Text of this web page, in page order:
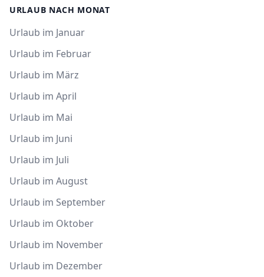
URLAUB NACH MONAT
Urlaub im Januar
Urlaub im Februar
Urlaub im März
Urlaub im April
Urlaub im Mai
Urlaub im Juni
Urlaub im Juli
Urlaub im August
Urlaub im September
Urlaub im Oktober
Urlaub im November
Urlaub im Dezember